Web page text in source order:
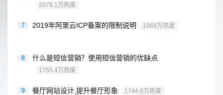
2078.1万热度
7 2019年阿里云ICP备案的限制说明 1969万热度
8 什么是短信营销？使用短信营销的优缺点
1755.4万热度
9 餐厅网站设计,提升餐厅形象 1744.6万热度